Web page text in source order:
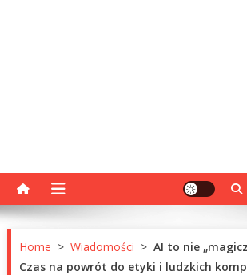
Home > Wiadomości > AI to nie
Czas na powrót do etyki i ludzkich